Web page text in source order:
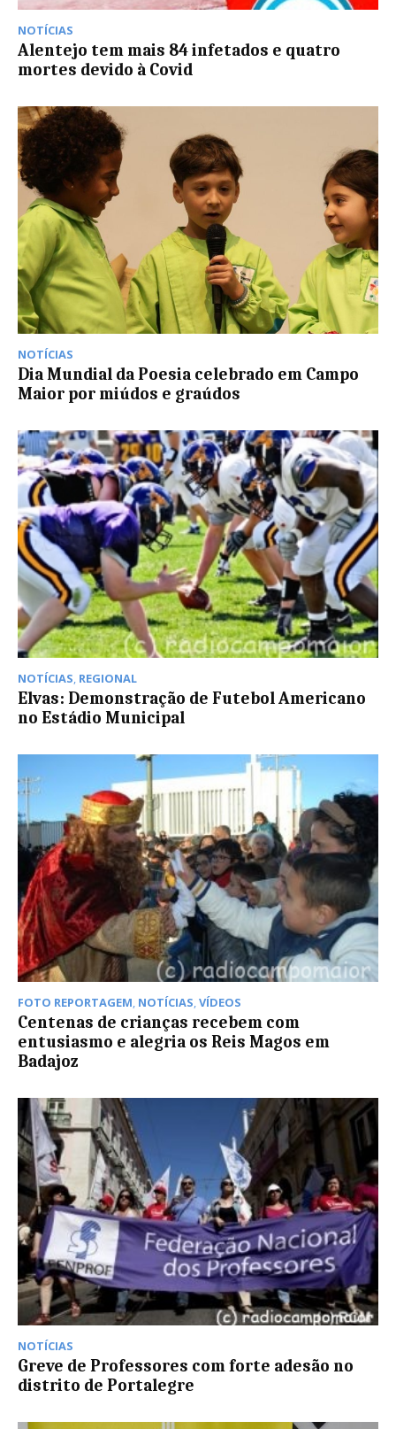
NOTÍCIAS
Alentejo tem mais 84 infetados e quatro
mortes devido à Covid
NOTÍCIAS
Dia Mundial da Poesia celebrado em Campo
Maior por miúdos e graúdos
NOTÍCIAS, REGIONAL
Elvas: Demonstração de Futebol Americano
no Estádio Municipal
FOTO REPORTAGEM, NOTÍCIAS,VÍDEOS
Centenas de crianças recebem com
entusiasmo e alegria os Reis Magos em
Badajoz
NOTÍCIAS
Greve de Professores com forte adesão no
distrito de Portalegre